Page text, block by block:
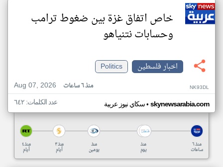
خاص اتفاق غزة بين ضغوط ترامب
وحسابات نتنياهو
اخبار فلسطين
Politics
Aug 07, 2026
منذ ٦ ساعات NK93DL
سكاي نيوز عربية• skynewsarabia.com عدد الكلمات: ٦٤٢
منذ ٤
أيام
منذ ٣
أيام
منذ
يومين
منذ
يوم
منذ ٦
ساعات